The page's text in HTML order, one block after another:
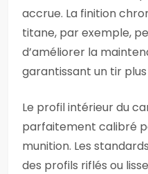
accrue. La finition
titane, par exemple,
d’améliorer la
garantissant un tir
Le profil intérieur du
parfaitement calibré
munition. Les
des profils riflés ou